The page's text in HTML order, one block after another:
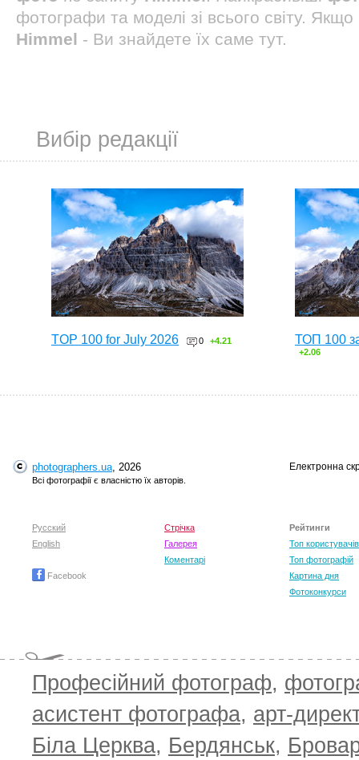
фотографи та моделі зі всього світу.
Himmel - Ви знайдете їх саме тут.
Вибір редакції
TOP 100 for July 2026 0 +4.21 ТОП 100
+2.06
TOP 100 for May 2026 0 +6.59 ТОП 100
+4.30
photographers.ua, 2026
Всі фотографії є власністю їх авторів.
Електронна
Русский
English
Facebook
Стрічка
Галерея
Коментарі
Рейтинги
Топ користувачів
Топ фотографій
Картина дня
Фотоконкурси
Професійний фотограф,
асистент фотографа, арт-
Біла Церква, Бердянськ,